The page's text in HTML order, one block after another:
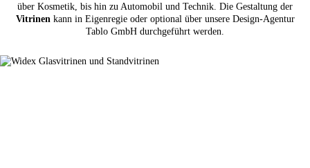
über Kosmetik, bis hin zu Automobil und Technik. Die Gestaltung der
Vitrinen kann in Eigenregie oder optional über unsere Design-Agentur
Tablo GmbH durchgeführt werden.